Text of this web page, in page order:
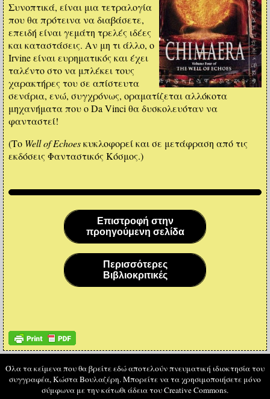
Συνοπτικά, είναι μια τετραλογία
που θα πρότεινα να διαβάσετε,
επειδή είναι γεμάτη τρελές ιδέες
και καταστάσεις. Αν μη τι άλλο, ο
Irvine είναι ευρηματικός και έχει
ταλέντο στο να μπλέκει τους
χαρακτήρες του σε απίστευτα
σενάρια, ενώ, συγχρόνως, οραματίζεται αλλόκοτα
μηχανήματα που ο Da Vinci θα δυσκολευόταν να
φανταστεί!
(Το Well of Echoesκυκλοφορεί και σε μετάφραση από τις
εκδόσεις Φανταστικός Κόσμος.)
Επιστροφή στην
προηγούμενη σελίδα
Περισσότερες
Βιβλιοκριτικές
Όλα τα κείμενα που θα βρείτε εδώ αποτελούν πνευματική ιδιοκτησία του
συγγραφέα, Κώστα Βουλαζέρη. Μπορείτε να τα χρησιμοποιήσετε μόνο
σύμφωνα με την κάτωθι άδεια του Creative Commons.